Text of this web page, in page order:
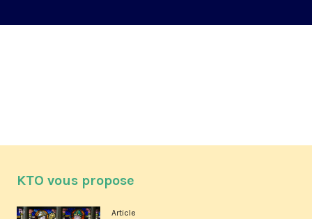
KTO vous propose
Article